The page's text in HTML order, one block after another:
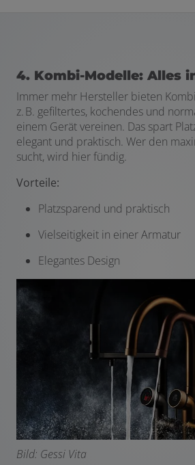
4. Kombi-Modelle: Alles
Immer mehr Hersteller bieten
z. B. gefiltertes, kochendes und
einem Gerät vereinen. Das spart
elegant und praktisch. Wer den
sucht, wird hier fündig.
Vorteile:
Platzsparend und praktisch
Vielseitigkeit in einer Armatur
Elegantes Design
Bild: Gessi Vita